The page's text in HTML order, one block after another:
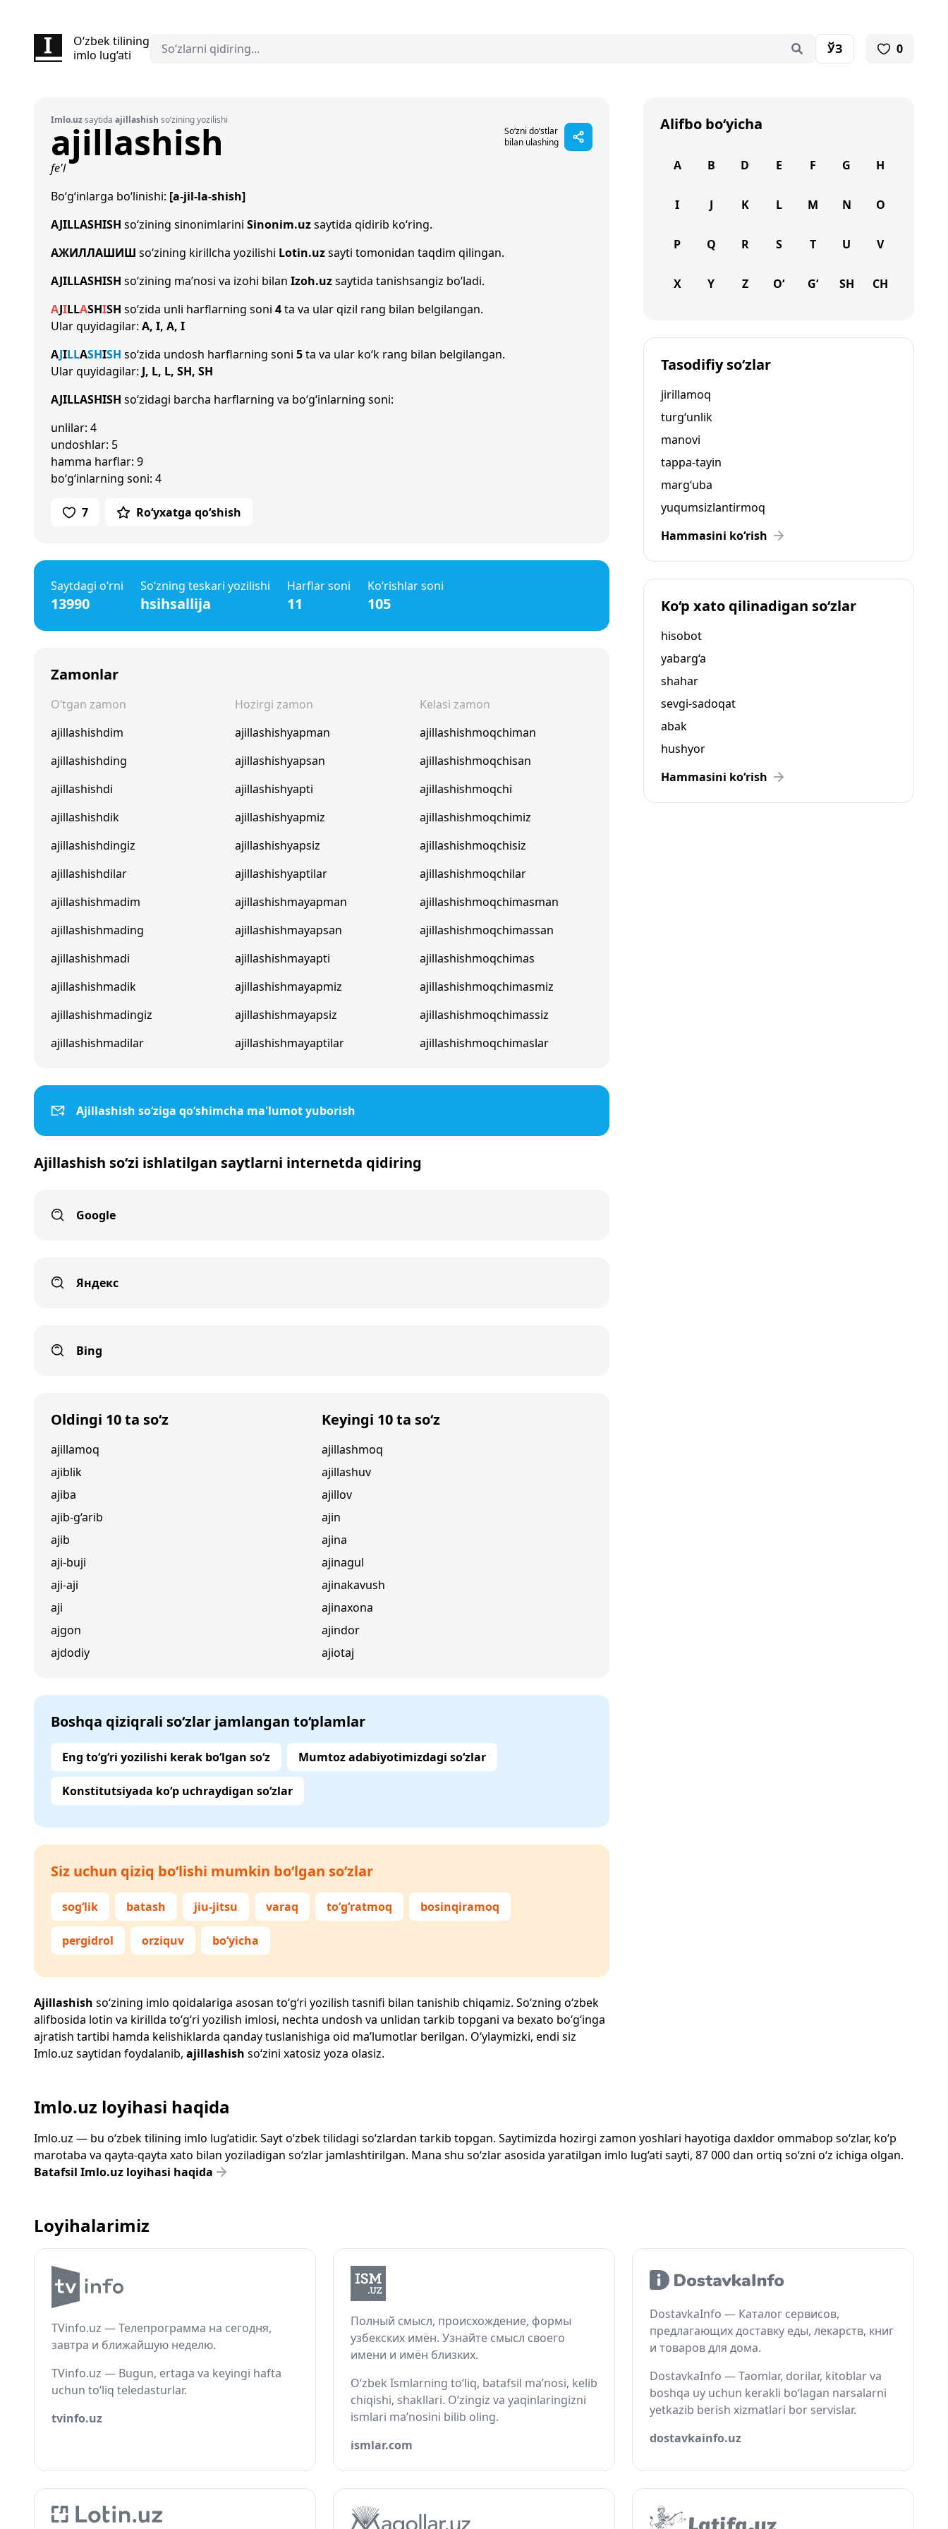
O‘zbek tilining
imlo lug‘ati
ЎЗ 0
Imlo.uzsaytida ajillashish so‘zining yozilishi
ajillashish
So‘zni do‘stlar
bilan ulashing
fe'l
Bo‘g‘inlarga bo‘linishi: [a-jil-la-shish]
AJILLASHISH so‘zining sinonimlarini Sinonim.uzsaytida qidirib ko‘ring.
АЖИЛЛАШИШ so‘zining kirillcha yozilishi Lotin.uzsayti tomonidan taqdim qilingan.
AJILLASHISH so‘zining ma’nosi va izohi bilan Izoh.uzsaytida tanishsangiz bo‘ladi.
AJILLASHISH so‘zida unli harflarning soni 4ta va ular qizil rang bilan belgilangan.
Ular quyidagilar: A, I, A, I
AJILLASHISH so‘zida undosh harflarning soni 5ta va ular ko‘k rang bilan belgilangan.
Ular quyidagilar: J, L, L, SH, SH
AJILLASHISH so‘zidagi barcha harflarning va bo‘g‘inlarning soni:
unlilar: 4
undoshlar: 5
hamma harflar: 9
bo‘g‘inlarning soni: 4
7 Ro‘yxatga qo‘shish
Saytdagi o‘rni
13990
So‘zning teskari yozilishi
hsihsallija
Harflar soni
11
Ko‘rishlar soni
105
Zamonlar
O‘tgan zamon
ajillashishdim
ajillashishding
ajillashishdi
ajillashishdik
ajillashishdingiz
ajillashishdilar
ajillashishmadim
ajillashishmading
ajillashishmadi
ajillashishmadik
ajillashishmadingiz
ajillashishmadilar
Hozirgi zamon
ajillashishyapman
ajillashishyapsan
ajillashishyapti
ajillashishyapmiz
ajillashishyapsiz
ajillashishyaptilar
ajillashishmayapman
ajillashishmayapsan
ajillashishmayapti
ajillashishmayapmiz
ajillashishmayapsiz
ajillashishmayaptilar
Kelasi zamon
ajillashishmoqchiman
ajillashishmoqchisan
ajillashishmoqchi
ajillashishmoqchimiz
ajillashishmoqchisiz
ajillashishmoqchilar
ajillashishmoqchimasman
ajillashishmoqchimassan
ajillashishmoqchimas
ajillashishmoqchimasmiz
ajillashishmoqchimassiz
ajillashishmoqchimaslar
Ajillashish so‘ziga qo‘shimcha ma'lumot yuborish
Ajillashish so‘zi ishlatilgan saytlarni internetda qidiring
Google
Яндекс
Bing
Oldingi 10 ta so‘z
ajillamoq
ajiblik
ajiba
ajib-g‘arib
ajib
aji-buji
aji-aji
aji
ajgon
ajdodiy
Keyingi 10 ta so‘z
ajillashmoq
ajillashuv
ajillov
ajin
ajina
ajinagul
ajinakavush
ajinaxona
ajindor
ajiotaj
Boshqa qiziqrali so‘zlar jamlangan to‘plamlar
Eng to‘g‘ri yozilishi kerak bo‘lgan so‘z Mumtoz adabiyotimizdagi so‘zlar
Konstitutsiyada ko‘p uchraydigan so‘zlar
Siz uchun qiziq bo‘lishi mumkin bo‘lgan so‘zlar
sog‘lik batash jiu-jitsu varaq to‘g‘ratmoq bosinqiramoq
pergidrol orziquv bo‘yicha
Ajillashish so‘zining imlo qoidalariga asosan to‘g‘ri yozilish tasnifi bilan tanishib chiqamiz. So‘zning o‘zbek
alifbosida lotin va kirillda to‘g‘ri yozilish imlosi, nechta undosh va unlidan tarkib topgani va bexato bo‘g‘inga
ajratish tartibi hamda kelishiklarda qanday tuslanishiga oid ma’lumotlar berilgan. O‘ylaymizki, endi siz
Imlo.uz saytidan foydalanib, ajillashish so‘zini xatosiz yoza olasiz.
Alifbo bo‘yicha
A B D E F G H
I J K L M N O
P Q R S T U V
X Y Z O‘ G‘ SH CH
Tasodifiy so‘zlar
jirillamoq
turg‘unlik
manovi
tappa-tayin
marg‘uba
yuqumsizlantirmoq
Hammasini ko‘rish
Ko‘p xato qilinadigan so‘zlar
hisobot
yabarg‘a
shahar
sevgi-sadoqat
abak
hushyor
Hammasini ko‘rish
Imlo.uz loyihasi haqida
Imlo.uz — bu o‘zbek tilining imlo lug‘atidir. Sayt o‘zbek tilidagi so‘zlardan tarkib topgan. Saytimizda hozirgi zamon yoshlari hayotiga daxldor ommabop so‘zlar, ko‘p
marotaba va qayta-qayta xato bilan yoziladigan so‘zlar jamlashtirilgan. Mana shu so‘zlar asosida yaratilgan imlo lug‘ati sayti, 87 000 dan ortiq so‘zni o‘z ichiga olgan.
Batafsil Imlo.uz loyihasi haqida
Loyihalarimiz
TVinfo.uz — Телепрограмма на сегодня,
завтра и ближайшую неделю.
TVinfo.uz — Bugun, ertaga va keyingi hafta
uchun to‘liq teledasturlar.
tvinfo.uz
Полный смысл, происхождение, формы
узбекских имён. Узнайте смысл своего
имени и имён близких.
O‘zbek Ismlarning to‘liq, batafsil ma’nosi, kelib
chiqishi, shakllari. O‘zingiz va yaqinlaringizni
ismlari ma’nosini bilib oling.
ismlar.com
DostavkaInfo — Каталог сервисов,
предлагающих доставку еды, лекарств, книг
и товаров для дома.
DostavkaInfo — Taomlar, dorilar, kitoblar va
boshqa uy uchun kerakli bo‘lagan narsalarni
yetkazib berish xizmatlari bor servislar.
dostavkainfo.uz